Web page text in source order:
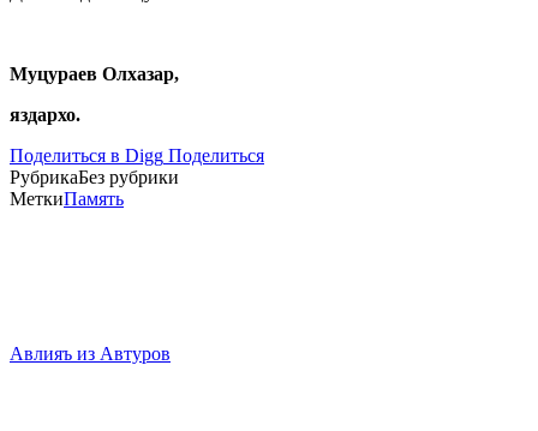
Муцураев Олхазар,
яздархо.
Поделиться в Digg Поделиться
РубрикаБез рубрики
МеткиПамять
Авлияъ из Автуров